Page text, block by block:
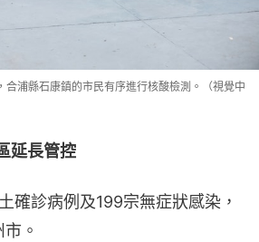
浦縣石康鎮的市民有序進行核酸檢測。（視覺中
延長管控
確診病例及199宗無症狀感染，
。